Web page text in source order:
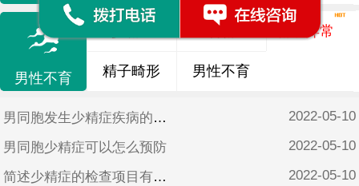
男性不育
弱精 精液异常
精子畸形 男性不育
男同胞发生少精症疾病的原因 2022-05-10
男同胞少精症可以怎么预防 2022-05-10
简述少精症的检查项目有哪些 2022-05-10